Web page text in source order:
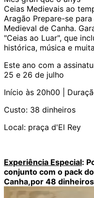
Ceias Medievais ao
Aragão Prepare-se
Medieval de Canha.
"Ceias ao Luar", que
histórica, música e
Este ano com a
25 e 26 de julho
Início às 20h00 |
Custo: 38 dinheiros
Local: praça d'El Rey
Experiência Especial:
conjunto com o pack
Canha,por 48 dinheiros